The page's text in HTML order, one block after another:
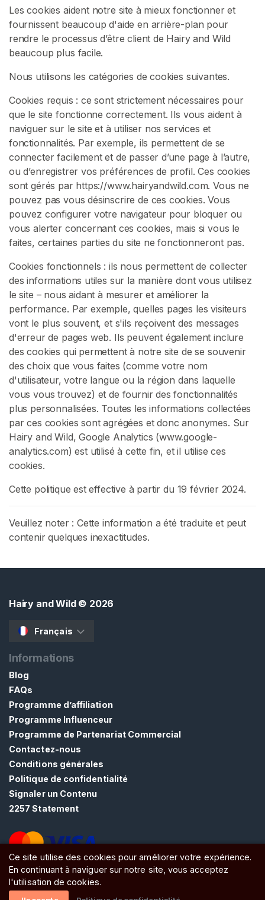
Les cookies aident notre site à mieux fonctionner et
fournissent beaucoup d'aide en arrière-plan pour
rendre le processus d’être client de Hairy and Wild
beaucoup plus facile.
Nous utilisons les catégories de cookies suivantes.
Cookies requis : ce sont strictement nécessaires pour
que le site fonctionne correctement. Ils vous aident à
naviguer sur le site et à utiliser nos services et
fonctionnalités. Par exemple, ils permettent de se
connecter facilement et de passer d’une page à l’autre,
ou d’enregistrer vos préférences de profil. Ces cookies
sont gérés par https://www.hairyandwild.com. Vous ne
pouvez pas vous désinscrire de ces cookies. Vous
pouvez configurer votre navigateur pour bloquer ou
vous alerter concernant ces cookies, mais si vous le
faites, certaines parties du site ne fonctionneront pas.
Cookies fonctionnels : ils nous permettent de collecter
des informations utiles sur la manière dont vous utilisez
le site – nous aidant à mesurer et améliorer la
performance. Par exemple, quelles pages les visiteurs
vont le plus souvent, et s'ils reçoivent des messages
d'erreur de pages web. Ils peuvent également inclure
des cookies qui permettent à notre site de se souvenir
des choix que vous faites (comme votre nom
d'utilisateur, votre langue ou la région dans laquelle
vous vous trouvez) et de fournir des fonctionnalités
plus personnalisées. Toutes les informations collectées
par ces cookies sont agrégées et donc anonymes. Sur
Hairy and Wild, Google Analytics (www.google-
analytics.com) est utilisé à cette fin, et il utilise ces
cookies.
Cette politique est effective à partir du 19 février 2024.
Veuillez noter : Cette information a été traduite et peut
contenir quelques inexactitudes.
Hairy and Wild© 2026
Français
Informations
Blog
FAQs
Programme d’affiliation
Programme Influenceur
Programme de Partenariat Commercial
Contactez-nous
Conditions générales
Politique de confidentialité
Signaler un Contenu
2257 Statement
ATW Ltd, Essex, SS0 7EU, United Kingdom
Ce site utilise des cookies pour améliorer votre expérience.
En continuant à naviguer sur notre site, vous acceptez
l'utilisation de cookies.
n
t
e
n
D
C
h
e
v
e
u
x
F
é
t
h
e
e
x
u
l
e
e
C
e
v
e
R
ô
l
e
D
e
h
e
v
e
u